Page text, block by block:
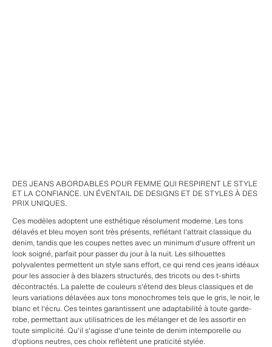
DES JEANS ABORDABLES POUR FEMME QUI RESPIRENT LE STYLE
ET LA CONFIANCE. UN ÉVENTAIL DE DESIGNS ET DE STYLES À DES
PRIX UNIQUES.
Ces modèles adoptent une esthétique résolument moderne. Les tons
délavés et bleu moyen sont très présents, reflétant l'attrait classique du
denim, tandis que les coupes nettes avec un minimum d'usure offrent un
look soigné, parfait pour passer du jour à la nuit. Les silhouettes
polyvalentes permettent un style sans effort, ce qui rend ces jeans idéaux
pour les associer à des blazers structurés, des tricots ou des t-shirts
décontractés. La palette de couleurs s'étend des bleus classiques et de
leurs variations délavées aux tons monochromes tels que le gris, le noir, le
blanc et l'écru. Ces teintes garantissent une adaptabilité à toute garde-
robe, permettant aux utilisatrices de les mélanger et de les assortir en
toute simplicité. Qu'il s'agisse d'une teinte de denim intemporelle ou
d'options neutres, ces choix reflètent une praticité stylée.